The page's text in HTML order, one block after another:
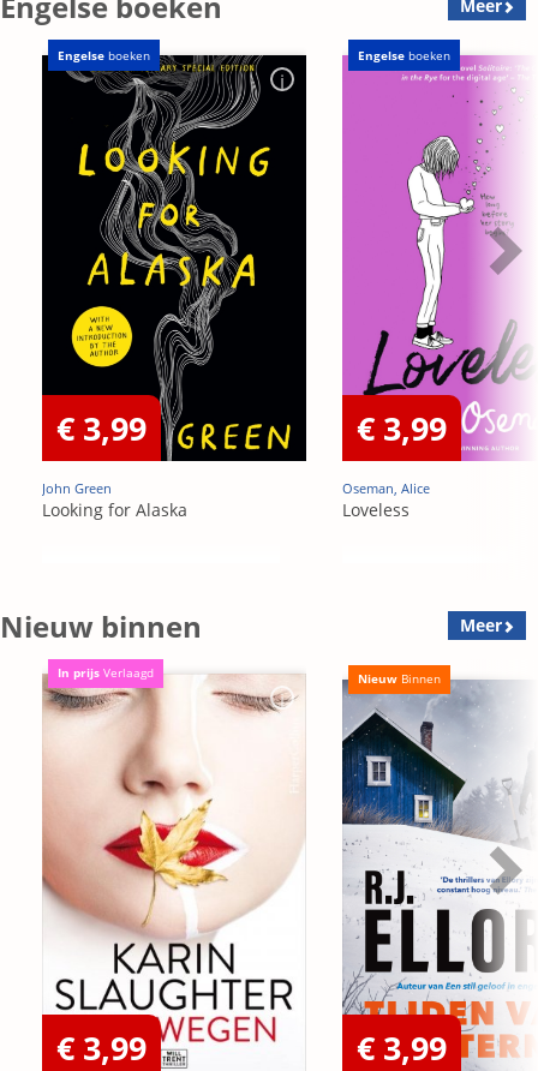
Meer
Engelse boeken
€ 3,99
John Green
Looking for Alaska
Engelse boeken
€ 3,99
Oseman, Alice
Loveless
Nieuw binnen Meer
In prijs Verlaagd
€ 3,99
Nieuw Binnen
€ 3,99